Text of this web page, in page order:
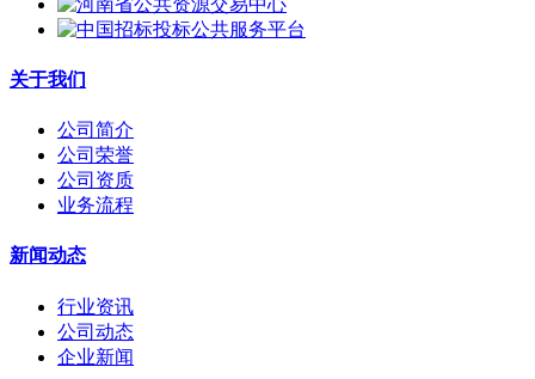
关于我们
公司简介
公司荣誉
公司资质
业务流程
新闻动态
行业资讯
公司动态
企业新闻